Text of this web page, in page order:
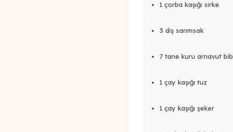
1 çorba kaşığı sirke
3 diş sarımsak
7 tane kuru arnavut
1 çay kaşığı tuz
1 çay kaşığı şeker